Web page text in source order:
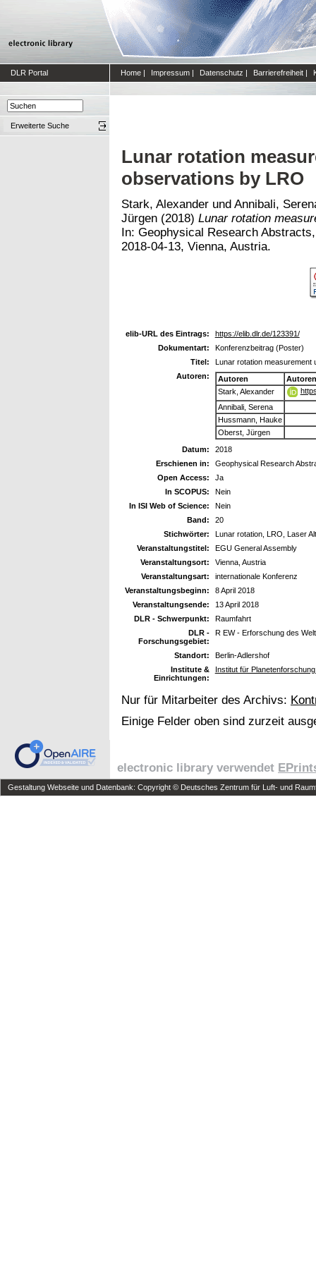
DLR Portal Home | Impressum | Datenschutz | Barrierefreiheit |
Erweiterte Suche
Lunar rotation
observations by LRO
Stark, Alexander und Annibali,
Jürgen (2018) Lunar rotation
In: Geophysical Research
2018-04-13, Vienna, Austria.
elib-URL des Eintrags:
https://elib.dlr.de/123391/
Dokumentart:
Konferenzbeitrag (Poster)
Titel:
Lunar rotation measurement
Autoren:
Autoren
Stark, Alexander
Annibali, Serena
Hussmann, Hauke
Oberst, Jürgen
Datum:
2018
Erschienen in:
Geophysical Research
Open Access:
Ja
In SCOPUS:
Nein
In ISI Web of Science:
Nein
Band:
20
Stichwörter:
Lunar rotation, LRO, Laser
Veranstaltungstitel:
EGU General Assembly
Veranstaltungsort:
Vienna, Austria
Veranstaltungsart:
internationale Konferenz
Veranstaltungsbeginn:
8 April 2018
Veranstaltungsende:
13 April 2018
DLR - Schwerpunkt:
Raumfahrt
DLR -
Forschungsgebiet:
R EW - Erforschung des
Standort:
Berlin-Adlershof
Institute &
Einrichtungen:
Institut für
Nur für Mitarbeiter des Archivs:
Einige Felder oben sind zurzeit
electronic library verwendet
Gestaltung Webseite und Datenbank: Copyright © Deutsches Zentrum für Luft- und